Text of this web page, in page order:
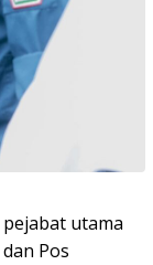
pejabat utama
Pos